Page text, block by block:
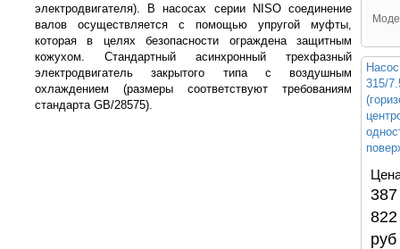
электродвигателя). В насосах серии NISO соединение
валов осуществляется с помощью упругой муфты,
которая в целях безопасности ограждена защитным
кожухом. Стандартный асинхронный трехфазный
электродвигатель закрытого типа с воздушным
охлаждением (размеры соответствуют требованиям
стандарта GB/28575).
315/
387
822
руб